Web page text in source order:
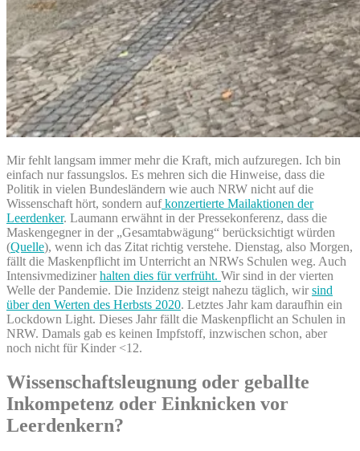
Mir fehlt langsam immer mehr die Kraft, mich aufzuregen. Ich bin
einfach nur fassungslos. Es mehren sich die Hinweise, dass die
Politik in vielen Bundesländern wie auch NRW nicht auf die
Wissenschaft hört, sondern aufkonzertierte Mailaktionen der
Leerdenker. Laumann erwähnt in der Pressekonferenz, dass die
Maskengegner in der „Gesamtabwägung“ berücksichtigt würden
(Quelle), wenn ich das Zitat richtig verstehe. Dienstag, also Morgen,
fällt die Maskenpflicht im Unterricht an NRWs Schulen weg. Auch
Intensivmedizinerhalten dies für verfrüht. Wir sind in der vierten
Welle der Pandemie. Die Inzidenz steigt nahezu täglich, wirsind
über den Werten des Herbsts 2020. Letztes Jahr kam daraufhin ein
Lockdown Light. Dieses Jahr fällt die Maskenpflicht an Schulen in
NRW. Damals gab es keinen Impfstoff, inzwischen schon, aber
noch nicht für Kinder <12.
Wissenschaftsleugnung oder geballte
Inkompetenz oder Einknicken vor
Leerdenkern?